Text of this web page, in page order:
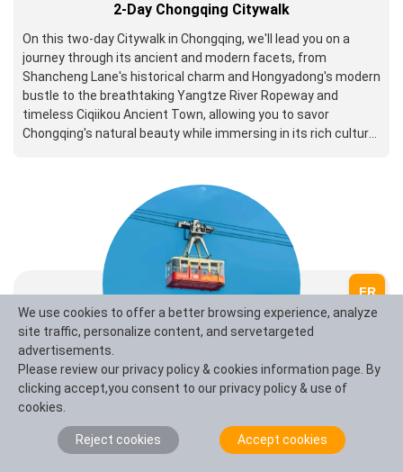
2-Day Chongqing Citywalk
On this two-day Citywalk in Chongqing, we'll lead you on a
journey through its ancient and modern facets, from
Shancheng Lane's historical charm and Hongyadong's modern
bustle to the breathtaking Yangtze River Ropeway and
timeless Ciqiikou Ancient Town, allowing you to savor
Chongqing's natural beauty while immersing in its rich cultural
On a one-day tour to Wulong, Chongqing, you'll marvel at
nature's masterpieces, from the awe-inspiring Tiansheng
FR
We use cookies to offer a better browsing experience, analyze
site traffic, personalize content, and servetargeted
advertisements.
Please review our privacy policy & cookies information page. By
clicking accept,you consent to our privacy policy & use of
cookies.
Reject cookies Accept cookies